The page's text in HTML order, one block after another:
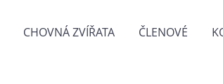
CHOVNÁ ZVÍŘATA ČLENOVÉ